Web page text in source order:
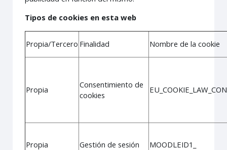
Tipos de cookies en esta web
Propia/Tercero Finalidad Nombre de la cookie
Propia
Consentimiento de
cookies
Propia Gestión de sesión MOODLEID1_